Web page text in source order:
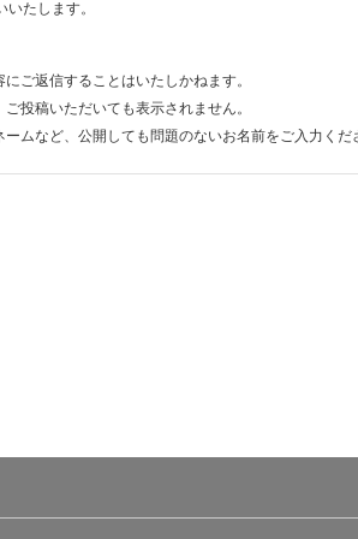
たします。
ご返信することはいたしかねます。
投稿いただいても表示されません。
ムなど、公開しても問題のないお名前をご入力くだ